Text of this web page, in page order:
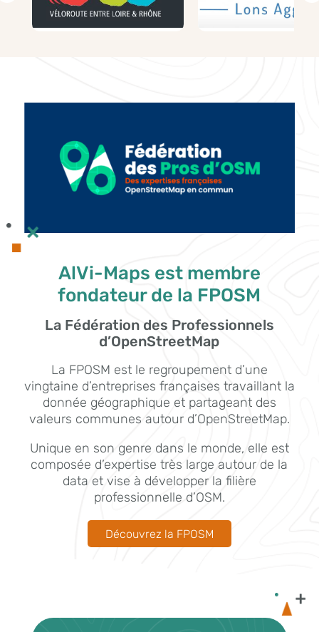
AlVi-Maps est membre
fondateur de la FPOSM
La Fédération des Professionnels
d’OpenStreetMap
La FPOSM est le regroupement d’une
vingtaine d’entreprises françaises travaillant la
donnée géographique et partageant des
valeurs communes autour d’OpenStreetMap.
Unique en son genre dans le monde, elle est
composée d’expertise très large autour de la
data et vise à développer la filière
professionnelle d’OSM.
Découvrez la FPOSM